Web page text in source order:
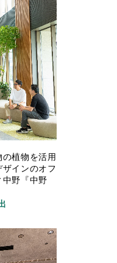
植物を活用
ザインのオフ
中野『中野